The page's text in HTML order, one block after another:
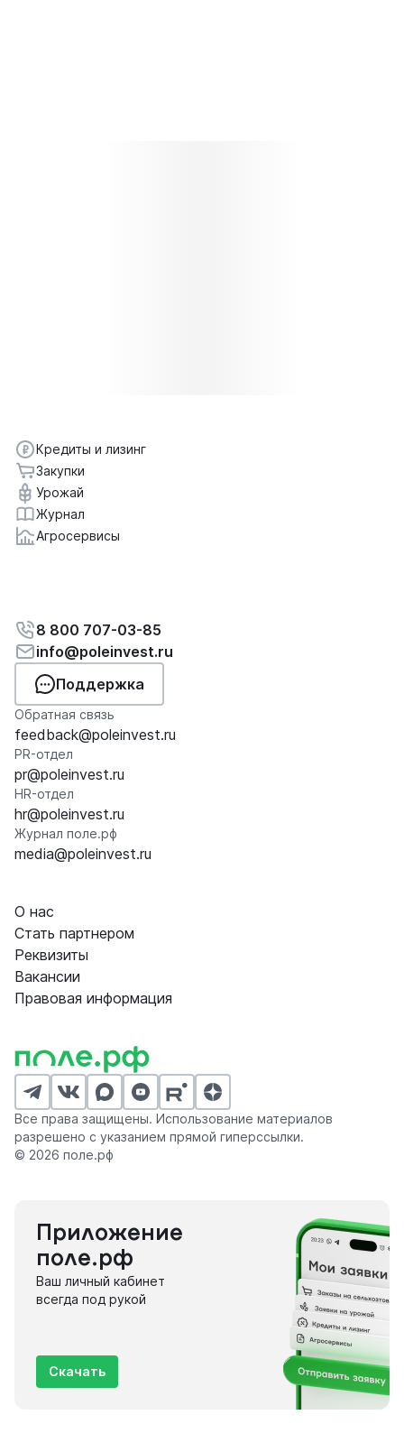
Кредиты и лизинг
Закупки
Урожай
Журнал
Агросервисы
8 800 707-03-85
info@poleinvest.ru
Поддержка
Обратная связь
feedback@poleinvest.ru
PR-отдел
pr@poleinvest.ru
HR-отдел
hr@poleinvest.ru
Журнал поле.рф
media@poleinvest.ru
О нас
Стать партнером
Реквизиты
Вакансии
Правовая информация
Все права защищены. Использование материалов
разрешено с указанием прямой гиперссылки.
© 2026 поле.рф
Приложение
поле.рф
Ваш личный кабинет
всегда под рукой
Скачать